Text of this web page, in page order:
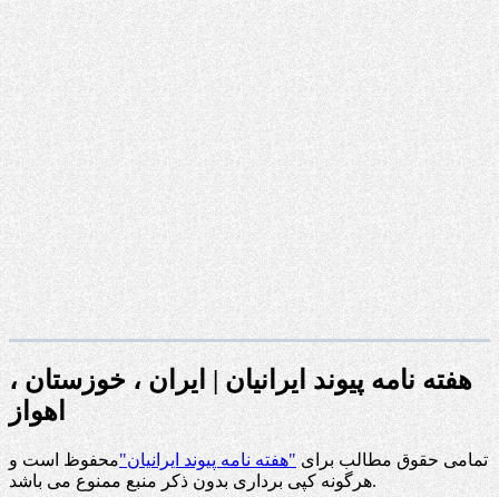
هفته نامه پیوند ایرانیان | ایران ، خوزستان ،
اهواز
تمامی حقوق مطالب برای "هفته نامه پیوند ایرانیان"محفوظ است و
هرگونه کپی برداری بدون ذکر منبع ممنوع می باشد.